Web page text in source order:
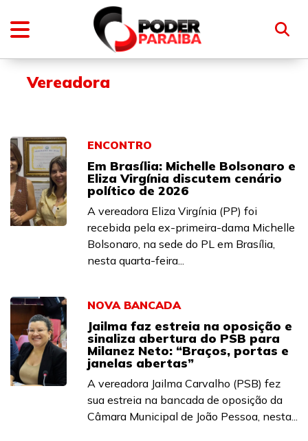
Vereadora
ENCONTRO
Em Brasília: Michelle Bolsonaro e
Eliza Virgínia discutem cenário
político de 2026
A vereadora Eliza Virgínia (PP) foi
recebida pela ex-primeira-dama Michelle
Bolsonaro, na sede do PL em Brasília,
nesta quarta-feira...
NOVA BANCADA
Jailma faz estreia na oposição e
sinaliza abertura do PSB para
Milanez Neto: “Braços, portas e
janelas abertas”
A vereadora Jailma Carvalho (PSB) fez
sua estreia na bancada de oposição da
Câmara Municipal de João Pessoa, nesta...